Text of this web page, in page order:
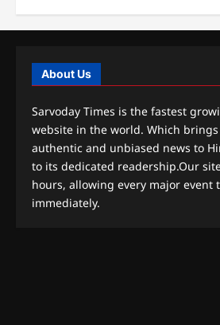
About Us
Sarvoday Times is the fastest
website in the world. Which
authentic and unbiased news to
to its dedicated readership.Our
hours, allowing every major event
immediately.